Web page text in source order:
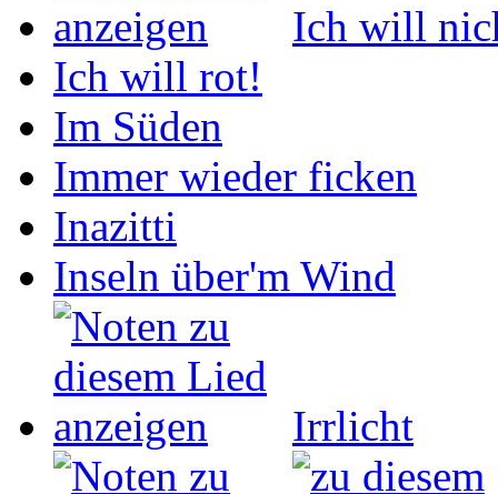
Ich will
Ich will rot!
Im Süden
Immer wieder ficken
Inazitti
Inseln über'm Wind
Irrlicht